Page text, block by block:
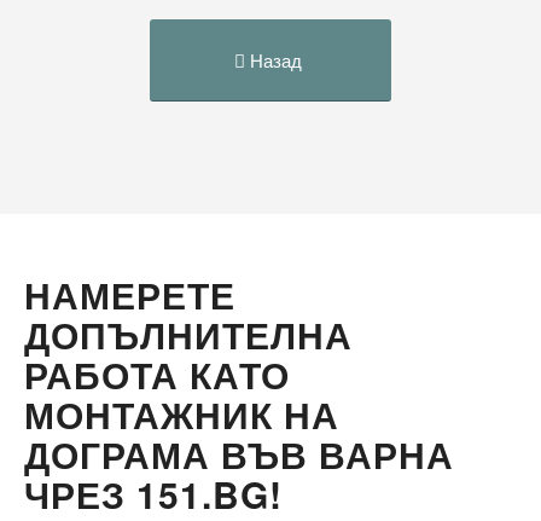
Назад
НАМЕРЕТЕ
ДОПЪЛНИТЕЛНА
РАБОТА КАТО
МОНТАЖНИК НА
ДОГРАМА ВЪВ ВАРНА
ЧРЕЗ 151.BG!